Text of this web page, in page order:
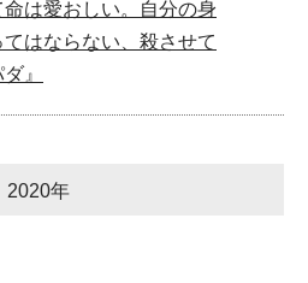
は愛おしい。自分の身
はならない、殺させて
』
2020年